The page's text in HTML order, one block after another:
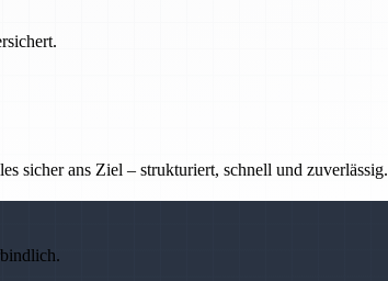
sicher ans Ziel – strukturiert, schnell und zuverlässig.